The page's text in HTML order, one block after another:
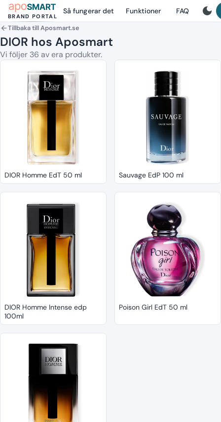
BRAND PORTAL
Så fungerar det Funktioner FAQ dark_mode
arrow_backTillbaka till Aposmart.se
DIOR hos Aposmart
Vi följer 36 av era produkter.
DIOR Homme EdT 50 ml Sauvage EdP 100 ml
DIOR Homme Intense edp
100ml
Poison Girl EdT 50 ml